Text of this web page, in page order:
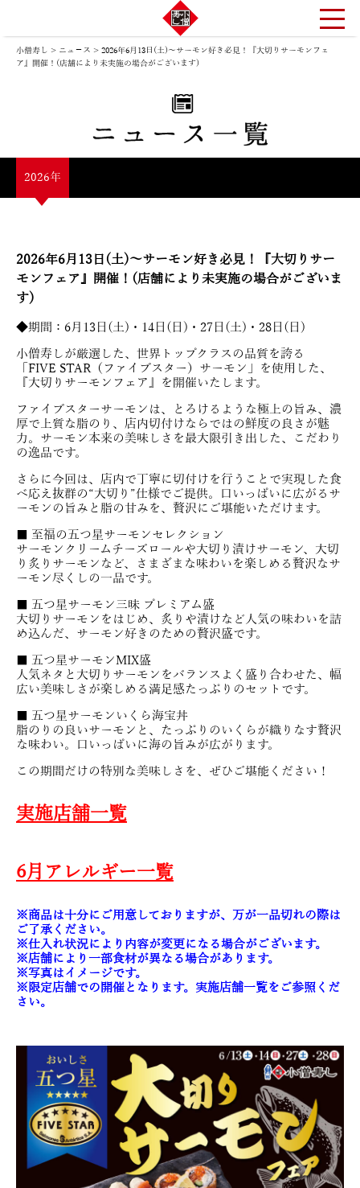
小僧寿し > ニュ－ス > 2026年6月13日(土)～サーモン好き必見！『大切りサーモンフェ
ア』開催！(店舗により未実施の場合がございます)
2026年
2026年6月13日(土)～サーモン好き必見！『大切りサー
モンフェア』開催！(店舗により未実施の場合がございま
す)
◆期間：6月13日(土)・14日(日)・27日(土)・28日(日)
小僧寿しが厳選した、世界トップクラスの品質を誇る
「FIVE STAR（ファイブスター）サーモン」を使用した、
『大切りサーモンフェア』を開催いたします。
ファイブスターサーモンは、とろけるような極上の旨み、濃
厚で上質な脂のり、店内切付けならではの鮮度の良さが魅
力。サーモン本来の美味しさを最大限引き出した、こだわり
の逸品です。
さらに今回は、店内で丁寧に切付けを行うことで実現した食
べ応え抜群の“大切り”仕様でご提供。口いっぱいに広がるサ
ーモンの旨みと脂の甘みを、贅沢にご堪能いただけます。
■ 至福の五つ星サーモンセレクション
サーモンクリームチーズロールや大切り漬けサーモン、大切
り炙りサーモンなど、さまざまな味わいを楽しめる贅沢なサ
ーモン尽くしの一品です。
■ 五つ星サーモン三昧 プレミアム盛
大切りサーモンをはじめ、炙りや漬けなど人気の味わいを詰
め込んだ、サーモン好きのための贅沢盛です。
■ 五つ星サーモンMIX盛
人気ネタと大切りサーモンをバランスよく盛り合わせた、幅
広い美味しさが楽しめる満足感たっぷりのセットです。
■ 五つ星サーモンいくら海宝丼
脂のりの良いサーモンと、たっぷりのいくらが織りなす贅沢
な味わい。口いっぱいに海の旨みが広がります。
この期間だけの特別な美味しさを、ぜひご堪能ください！
実施店舗一覧
6月アレルギー一覧
※商品は十分にご用意しておりますが、万が一品切れの際は
ご了承ください。
※仕入れ状況により内容が変更になる場合がございます。
※店舗により一部食材が異なる場合があります。
※写真はイメージです。
※限定店舗での開催となります。実施店舗一覧をご参照くだ
さい。